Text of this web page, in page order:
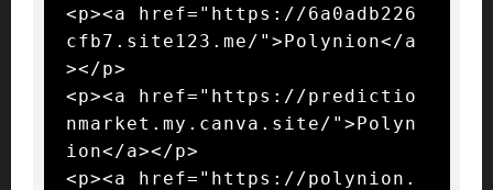
<p><a href="https://6a0adb226
cfb7.site123.me/">Polynion</a
></p>
<p><a href="https://predictio
nmarket.my.canva.site/">Polyn
ion</a></p>
<p><a href="https://polynion.